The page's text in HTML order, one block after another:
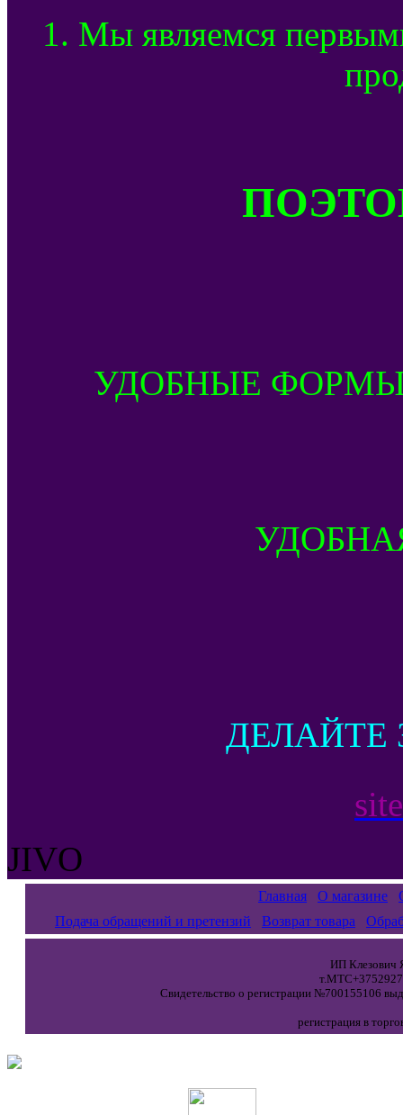
1. Мы являемся
УДОБНЫЕ
ДЕЛАЙТЕ
JIVO
Главная О магазине
Подача обращений и претензий
Возврат товара
ИП Клезович
Свидетельство о регистрации №700155106
регистрация в